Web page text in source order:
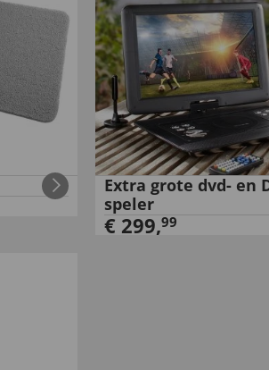
Extra grote dvd- en
speler
€ 299,99